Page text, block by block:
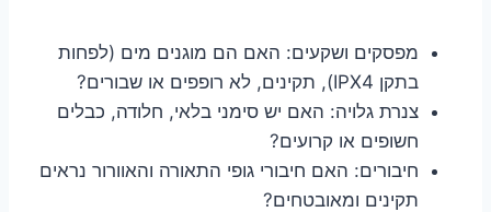
מפסקים ושקעים: האם הם מוגנים מים (לפחות
בתקן IPX4), תקינים, לא רופפים או שבורים?
צנרת גלויה: האם יש סימני בלאי, חלודה, כבלים
חשופים או קרועים?
חיבורים: האם חיבורי גופי התאורה והאוורור נראים
תקינים ומאובטחים?